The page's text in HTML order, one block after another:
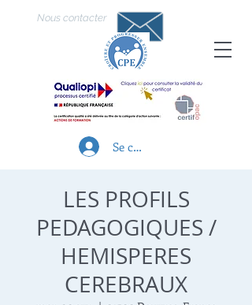
Nous contacter
Se connecter
LES PROFILS
PEDAGOGIQUES /
HEMISPERES
CEREBRAUX